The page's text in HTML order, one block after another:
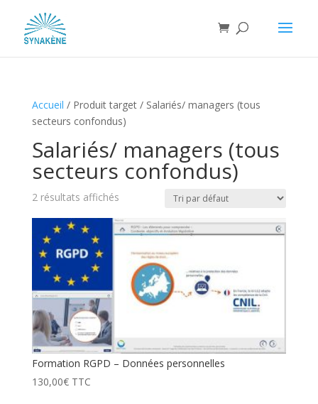
Accueil / Produit target/ Salariés/ managers (tous
secteurs confondus)
Salariés/ managers (tous
secteurs confondus)
2 résultats affichés
Formation RGPD – Données personnelles
130,00€ TTC